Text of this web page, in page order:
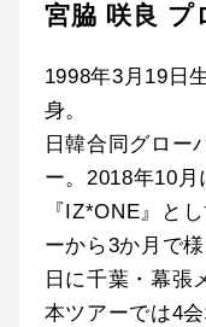
宮脇 咲良 プ
1998年3月19日
身。
日韓合同グロー
ー。2018年10
『IZ*ONE』と
ーから3か月で
日に千葉・幕張
本ツアーでは4